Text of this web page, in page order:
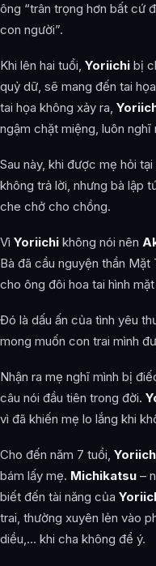
ông “trân trọng hơn bất cứ
con người”.
Khi lên hai tuổi, Yoriichi bị
quỷ dữ, sẽ mang đến tai
tai họa không xảy ra,
ngậm chặt miệng, luôn nghĩ
Sau này, khi được mẹ hỏi
không trả lời, nhưng bà lập
che chở cho chồng.
Vì Yoriichi không nói nên
Bà đã cầu nguyện thần
cho ông đôi hoa tai hình
Đó là dấu ấn của tình yêu
mong muốn con trai mình
Nhận ra mẹ nghĩ mình bị
câu nói đầu tiên trong đời.
vì đã khiến mẹ lo lắng khi
Cho đến năm 7 tuổi,
bám lấy mẹ. Michikatsu –
biết đến tài năng của
trai, thường xuyên lẻn vào
diều,… khi cha không để ý.